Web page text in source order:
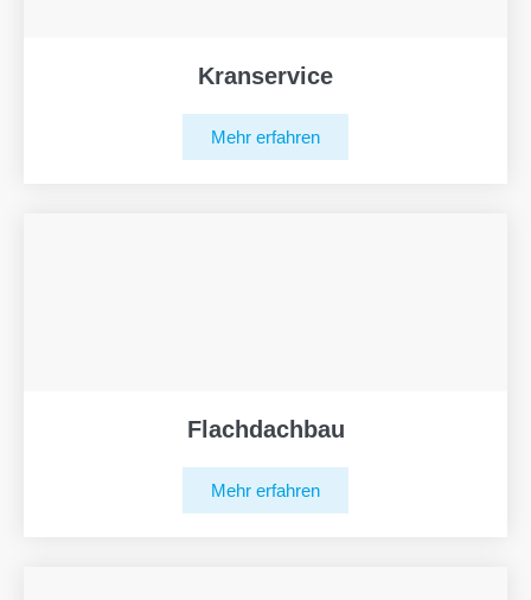
Kranservice
Mehr erfahren
Flachdachbau
Mehr erfahren